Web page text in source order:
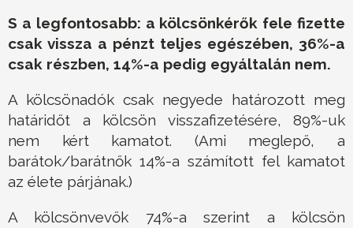
S a legfontosabb: a kölcsönkérők fele fizette
csak vissza a pénzt teljes egészében, 36%-a
csak részben, 14%-a pedig egyáltalán nem.
A kölcsönadók csak negyede határozott meg
határidőt a kölcsön visszafizetésére, 89%-uk
nem kért kamatot. (Ami meglepő, a
barátok/barátnők 14%-a számított fel kamatot
az élete párjának.)
A kölcsönvevők 74%-a szerint a kölcsön